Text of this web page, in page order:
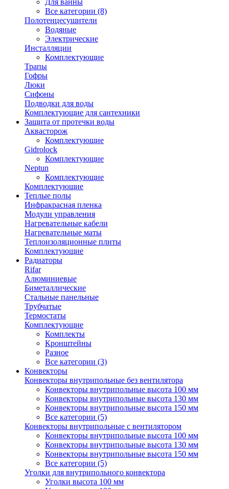
Для ванны
Все категории (8)
Полотенцесушители
Водяные
Электрические
Инсталляции
Комплектующие
Трапы
Гофры
Люки
Сифоны
Подводки для воды
Комплектующие для сантехники
Защита от протечки воды
Аквасторож
Комплектующие
Gidrolock
Комплектующие
Neptun
Комплектующие
Комплектующие
Теплые полы
Инфракрасная пленка
Модули управления
Нагревательные кабели
Нагревательные маты
Теплоизоляционные плиты
Комплектующие
Радиаторы
Rifar
Алюминиевые
Биметаллические
Стальные панельные
Трубчатые
Термостаты
Комплектующие
Комплекты
Кронштейны
Разное
Все категории (3)
Конвекторы
Конвекторы внутрипольные без вентилятора
Конвекторы внутрипольные высота 100 мм
Конвекторы внутрипольные высота 130 мм
Конвекторы внутрипольные высота 150 мм
Все категории (5)
Конвекторы внутрипольные с вентилятором
Конвекторы внутрипольные высота 100 мм
Конвекторы внутрипольные высота 130 мм
Конвекторы внутрипольные высота 150 мм
Все категории (5)
Уголки для внутрипольного конвектора
Уголки высота 100 мм